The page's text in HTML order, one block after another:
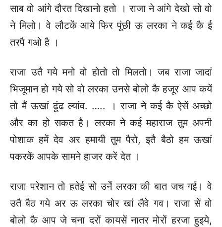
साब वो आंगे दौरत दिखानो हतो । राजा ने आंगे देखो सो वो
ने मिलो। वे लौटकें आये फिर पूंछी ऊ लरका ने कई कै ई
तरपै गओ है ।
राजा उतै गये मनो वो होतो तो मिलतो। जब राजा जादां
भिजूमान हो गये सो वो लरका उनसे बोलो कै हजूर आप कयें
तो मैं ऊखां ढूंढ ल्यांव. ….. । राजा ने कई कै ऐसें अच्छो
और का हो सकत है। लरका ने कई महाराज तुम अपनी
पोशाक हमें देव अर हमायी तुम पैरो, इतै बैठो हम ऊखां
पकरकें आपके सामने हाजर करें देत ।
राजा परेशान तो हतेई सो उर्ने लरका की बात जच गई। वे
उतै बैठ गये अर ऊ लरका चोर खां लैवे गव। राजा सें वो
बोलो कै आप जे चना दरों कायसें नातर मोरों हरजा हुइये,